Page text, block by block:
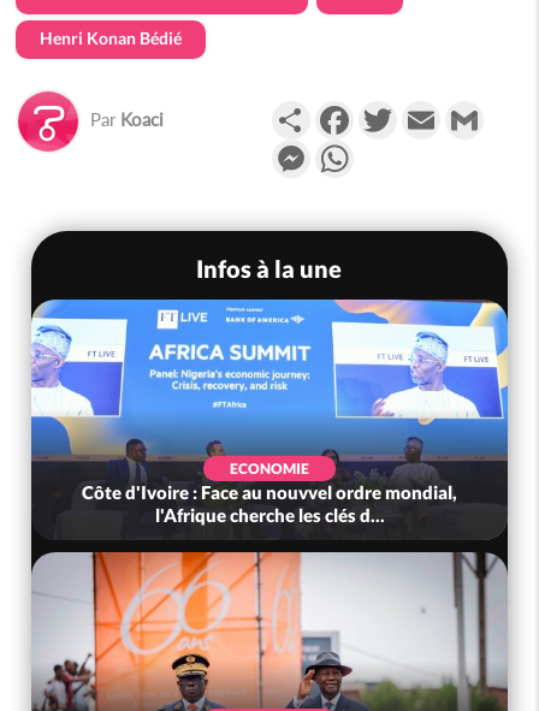
Henri Konan Bédié
Par Koaci PartagerFacebookTwitterEmail
Messenger
Infos à la une
ECONOMIE
Côte d'Ivoire : Face au nouvvel ordre mondial,
l'Afrique cherche les clés d...